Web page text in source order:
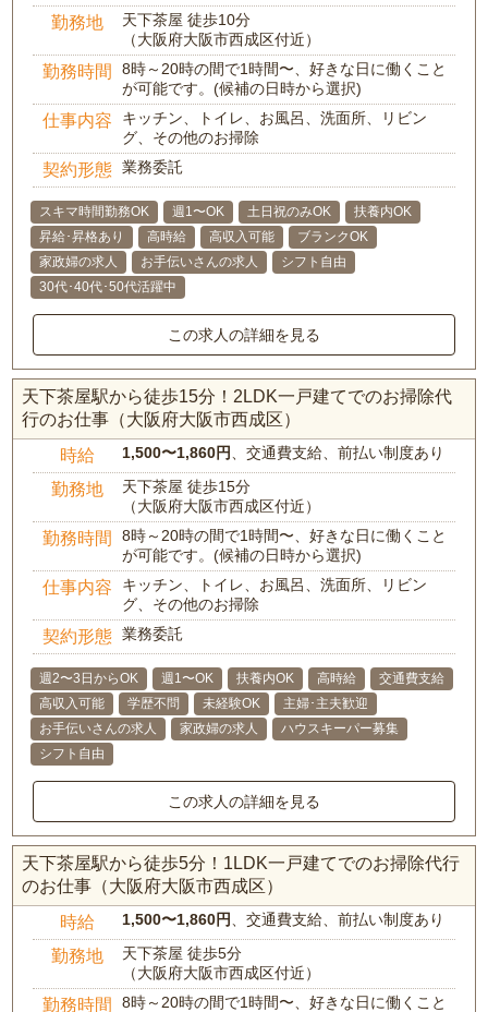
勤務地
天下茶屋 徒歩10分
（大阪府大阪市西成区付近）
勤務時間
8時～20時の間で1時間〜、好きな日に働くこと
が可能です。(候補の日時から選択)
仕事内容
キッチン、トイレ、お風呂、洗面所、リビン
グ、その他のお掃除
契約形態 業務委託
スキマ時間勤務OK 週1〜OK 土日祝のみOK
扶養内OK
昇給･昇格あり
高時給 高収入可能
ブランクOK
家政婦の求人
お手伝いさんの求人
シフト自由
30代･40代･50代活躍中
この求人の詳細を見る
天下茶屋駅から徒歩15分！2LDK一戸建てでのお掃除代
行のお仕事（大阪府大阪市西成区）
時給 1,500〜1,860円 、交通費支給、前払い制度あり
勤務地
天下茶屋 徒歩15分
（大阪府大阪市西成区付近）
勤務時間
8時～20時の間で1時間〜、好きな日に働くこと
が可能です。(候補の日時から選択)
仕事内容
キッチン、トイレ、お風呂、洗面所、リビン
グ、その他のお掃除
契約形態 業務委託
週2〜3日からOK 週1〜OK 扶養内OK 高時給
交通費支給
高収入可能
学歴不問 未経験OK
主婦･主夫歓迎
お手伝いさんの求人
家政婦の求人
ハウスキーパー募集
シフト自由
この求人の詳細を見る
天下茶屋駅から徒歩5分！1LDK一戸建てでのお掃除代行
のお仕事（大阪府大阪市西成区）
時給 1,500〜1,860円 、交通費支給、前払い制度あり
勤務地
天下茶屋 徒歩5分
（大阪府大阪市西成区付近）
勤務時間 8時～20時の間で1時間〜、好きな日に働くこと